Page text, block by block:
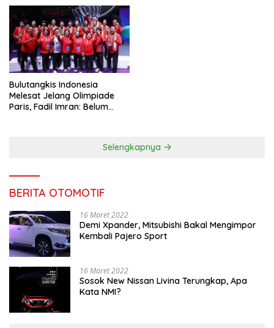
Bulutangkis Indonesia
Melesat Jelang Olimpiade
Paris, Fadil Imran: Belum
Selengkapnya
BERITA OTOMOTIF
16 Maret 2022
Demi Xpander, Mitsubishi Bakal Mengimpor
Kembali Pajero Sport
16 Maret 2022
Sosok New Nissan Livina Terungkap, Apa
Kata NMI?